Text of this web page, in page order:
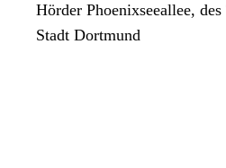
Hörder Phoenixseeallee,
Stadt Dortmund